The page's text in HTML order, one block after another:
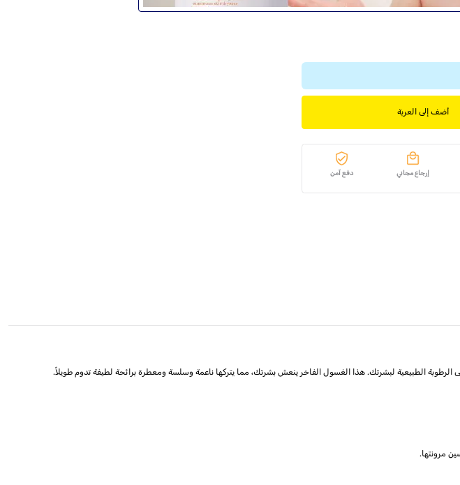
أضف إلى العربة
إرجاع مجاني دفع آمن
الطبيعية لبشرتك. هذا الغسول الفاخر ينعش بشرتك، مما يتركها ناعمة وسلسة ومعطرة برائحة لطيفة تدوم طويلاً.